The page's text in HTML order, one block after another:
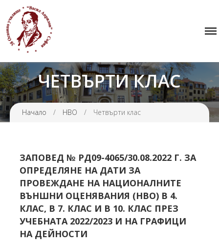
Нормативна уредба
Прием
Проекти и дейности
Седмично разписание
ЧЕТВЪРТИ КЛАС
Начало / НВО / Четвърти клас
ЗАПОВЕД № РД09-4065/30.08.2022 Г. ЗА
ОПРЕДЕЛЯНЕ НА ДАТИ ЗА
ПРОВЕЖДАНЕ НА НАЦИОНАЛНИТЕ
ВЪНШНИ ОЦЕНЯВАНИЯ (НВО) В 4.
КЛАС, В 7. КЛАС И В 10. КЛАС ПРЕЗ
УЧЕБНАТА 2022/2023 И НА ГРАФИЦИ
НА ДЕЙНОСТИ